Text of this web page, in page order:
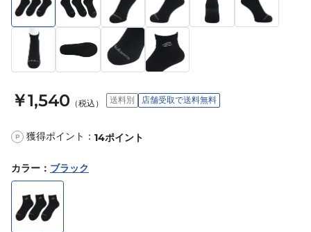
￥1,540 （税込） 送料別 店舗受取で送料無料
P 獲得ポイント： 14ポイント
カラー ： ブラック